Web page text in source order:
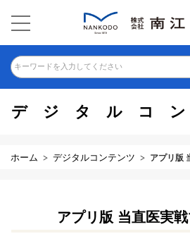
キーワードを入力してください
デジタルコ
ホーム デジタルコンテンツ アプリ版
アプリ版 当直医実